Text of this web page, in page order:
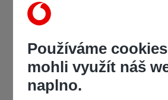
Libuše Jarcovjáková
Používáme
mohli využít náš
naplno.